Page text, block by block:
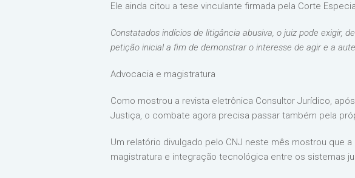
Ele ainda citou a tese vinculante firmada pela Corte
Constatados indícios de litigância abusiva, o juiz pode exigir,
petição inicial a fim de demonstrar o interesse de agir e a
Advocacia e magistratura
Como mostrou a revista eletrônica Consultor Jurídico,
Justiça, o combate agora precisa passar também pela
Um relatório divulgado pelo CNJ neste mês mostrou que
magistratura e integração tecnológica entre os sistemas